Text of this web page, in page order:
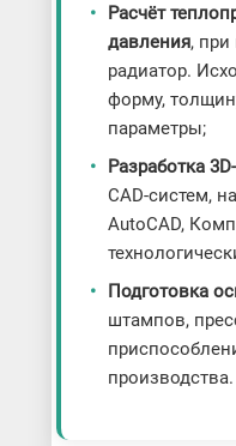
Расчёт
давления, при
радиатор.
форму,
параметры;
Разработка
CAD-систем,
AutoCAD,
Подготовка
штампов,
производства.